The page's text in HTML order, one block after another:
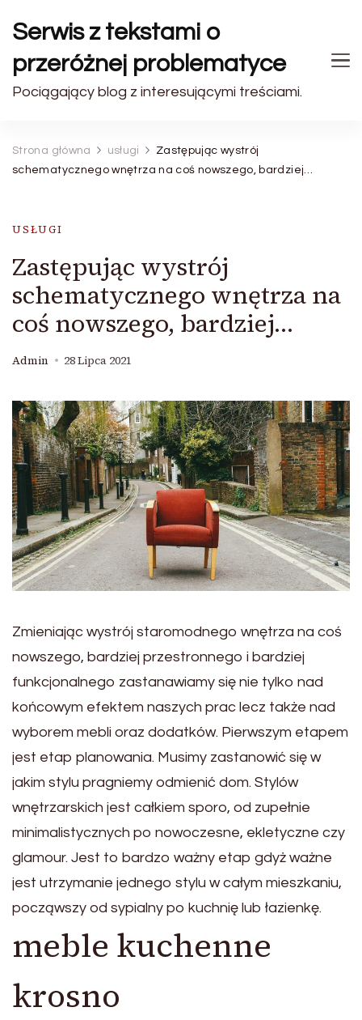
Serwis z tekstami o
przeróżnej problematyce
Pociągający blog z interesującymi treściami.
Strona główna usługi
Zastępując wystrój
schematycznego wnętrza na coś nowszego, bardziej…
USŁUGI
Zastępując wystrój
schematycznego wnętrza na
coś nowszego, bardziej…
Admin 28 Lipca 2021
Zmieniając wystrój staromodnego wnętrza na coś
nowszego, bardziej przestronnego i bardziej
funkcjonalnego zastanawiamy się nie tylko nad
końcowym efektem naszych prac lecz także nad
wyborem mebli oraz dodatków. Pierwszym etapem
jest etap planowania. Musimy zastanowić się w
jakim stylu pragniemy odmienić dom. Stylów
wnętrzarskich jest całkiem sporo, od zupełnie
minimalistycznych po nowoczesne, ekletyczne czy
glamour. Jest to bardzo ważny etap gdyż ważne
jest utrzymanie jednego stylu w całym mieszkaniu,
począwszy od sypialny po kuchnię lub łazienkę.
meble kuchenne
krosno